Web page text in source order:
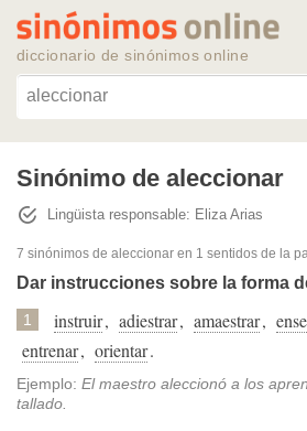
diccionario de sinónimos online
Reescribir texto
Sinónimos
Temas
Temas
Sinónimo de aleccionar
Lingüista responsable: Eliza Arias
7 sinónimos de aleccionar en 1 sentidos de la
Dar instrucciones sobre la forma
1 instruir, adiestrar, amaestrar,
entrenar, orientar.
Ejemplo: El maestro aleccionó a los
tallado.